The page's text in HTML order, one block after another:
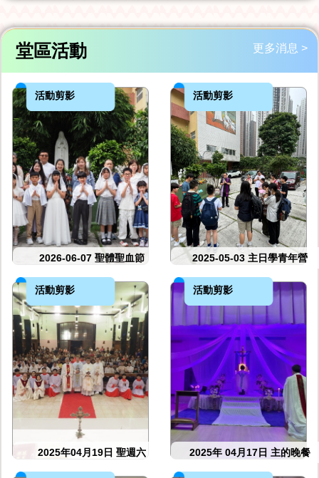
堂區活動 更多消息 >
2026-06-07 聖體聖血節
活動剪影
2025-05-03 主日學青年營
活動剪影
2025年04月19日 聖週六
活動剪影
2025年 04月17日 主的晚餐
活動剪影